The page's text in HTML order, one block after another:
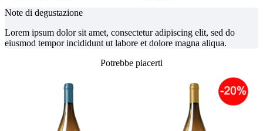
Note di degustazione
Lorem ipsum dolor sit amet, consectetur adipiscing elit, sed do
eiusmod tempor incididunt ut labore et dolore magna aliqua.
Potrebbe piacerti